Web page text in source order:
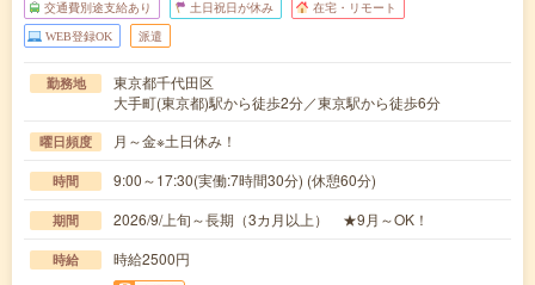
交通費別途支給あり 土日祝日が休み 在宅・リモート
WEB登録OK 派遣
勤務地
東京都千代田区
大手町(東京都)駅から徒歩2分／東京駅から徒歩6分
曜日頻度 月～金※土日休み！
時間 9:00～17:30(実働:7時間30分) (休憩60分)
期間 2026/9/上旬～長期（3カ月以上） ★9月～OK！
時給 時給2500円